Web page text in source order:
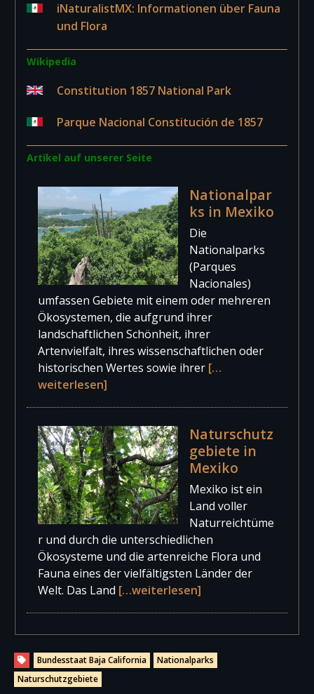
iNaturalistMX: Informationen über Fauna
und Flora
Wikipedia
Constitution 1857 National Park
Parque Nacional Constitución de 1857
Artikel auf unserer Seite
Nationalpar
ks in Mexiko
Die
Nationalparks
(Parques
Nacionales)
umfassen Gebiete mit einem oder mehreren
Ökosystemen, die aufgrund ihrer
landschaftlichen Schönheit, ihrer
Artenvielfalt, ihres wissenschaftlichen oder
historischen Wertes sowie ihrer […
weiterlesen]
Naturschutz
gebiete in
Mexiko
Mexiko ist ein
Land voller
Naturreichtüme
r und durch die unterschiedlichen
Ökosysteme und die artenreiche Flora und
Fauna eines der vielfältigsten Länder der
Welt. Das Land […weiterlesen]
Bundesstaat Baja California
Nationalparks
Naturschutzgebiete